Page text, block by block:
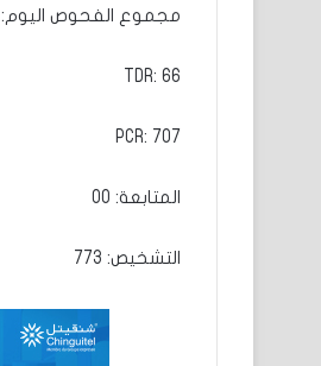
مجموع الفحوص اليوم: 773
TDR: 66
PCR: 707
المتابعة: 00
التشخيص: 773